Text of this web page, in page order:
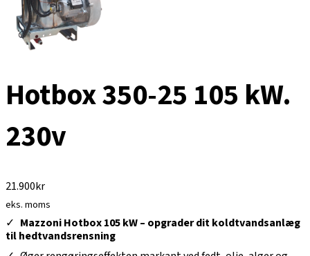
Hotbox 350-25 105 kW.
230v
21.900kr
eks. moms
Mazzoni Hotbox 105 kW – opgrader dit koldtvandsanlæg
til hedtvandsrensning